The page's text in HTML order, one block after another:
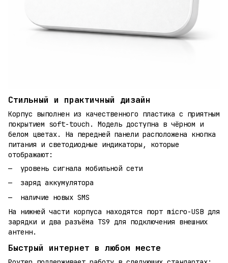
Стильный и практичный дизайн
Корпус выполнен из качественного пластика с приятным
покрытием soft-touch. Модель доступна в чёрном и
белом цветах. На передней панели расположена кнопка
питания и светодиодные индикаторы, которые
отображают:
уровень сигнала мобильной сети
заряд аккумулятора
наличие новых SMS
На нижней части корпуса находятся порт micro-USB для
зарядки и два разъёма TS9 для подключения внешних
антенн.
Быстрый интернет в любом месте